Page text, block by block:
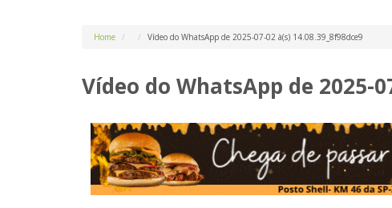
Home Vídeo do WhatsApp de 2025-07-02 à(s) 14.08.39_8f98dce9
Vídeo do WhatsApp de 2025-